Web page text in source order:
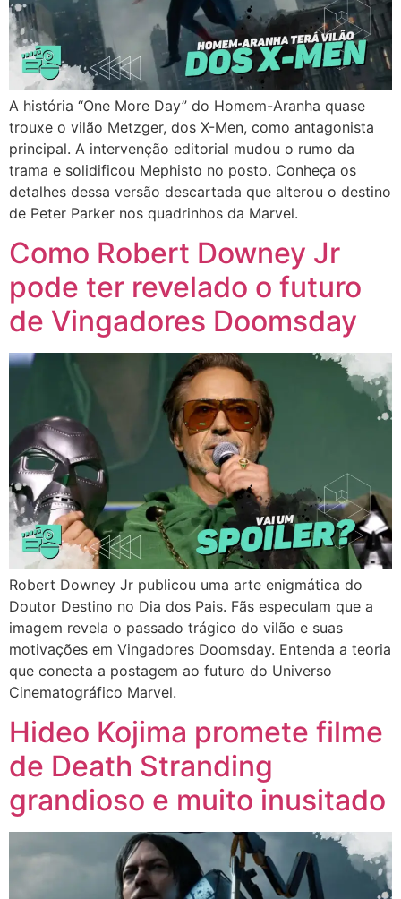
A história “One More Day” do Homem-Aranha quase
trouxe o vilão Metzger, dos X-Men, como antagonista
principal. A intervenção editorial mudou o rumo da
trama e solidificou Mephisto no posto. Conheça os
detalhes dessa versão descartada que alterou o destino
de Peter Parker nos quadrinhos da Marvel.
Como Robert Downey Jr
pode ter revelado o futuro
de Vingadores Doomsday
Robert Downey Jr publicou uma arte enigmática do
Doutor Destino no Dia dos Pais. Fãs especulam que a
imagem revela o passado trágico do vilão e suas
motivações em Vingadores Doomsday. Entenda a teoria
que conecta a postagem ao futuro do Universo
Cinematográfico Marvel.
Hideo Kojima promete filme
de Death Stranding
grandioso e muito inusitado